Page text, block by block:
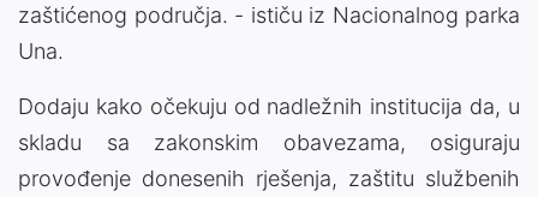
zaštićenog područja. - ističu iz Nacionalnog parka
Una.
Dodaju kako očekuju od nadležnih institucija da, u
skladu sa zakonskim obavezama, osiguraju
provođenje donesenih rješenja, zaštitu službenih